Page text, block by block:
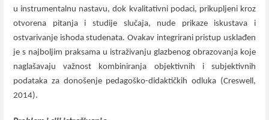
u instrumentalnu nastavu, dok kvalitativni podaci, prikupljeni kroz
otvorena pitanja i studije slučaja, nude prikaze iskustava i
ostvarivanje ishoda studenata. Ovakav integrirani pristup usklađen
je s najboljim praksama u istraživanju glazbenog obrazovanja koje
naglašavaju važnost kombiniranja objektivnih i subjektivnih
podataka za donošenje pedagoško-didaktičkih odluka (Creswell,
2014).